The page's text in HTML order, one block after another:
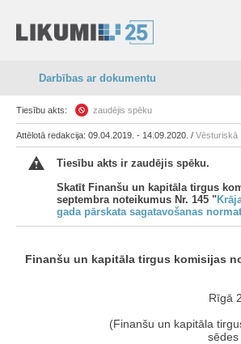
Darbības ar dokumentu
Tiesību akts: zaudējis spēku
Attēlotā redakcija: 09.04.2019. - 14.09.2020. / Vēsturiskā
Tiesību akts ir zaudējis spēku.
Skatīt Finanšu un kapitāla tirgus
septembra noteikumus Nr. 145 "
gada pārskata sagatavošanas
Finanšu un kapitāla tirgus komisijas
Rīgā
(Finanšu un kapitāla
sēdes